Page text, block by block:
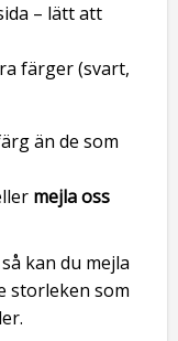
– lätt att
färger (svart,
än de som
mejla oss
kan du mejla
storleken som